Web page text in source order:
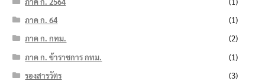
ภาค ก. 64
(1)
ภาค ก. กทม.
(2)
ภาค ก. ข้าราชการ กทม.
(1)
รองสารวัตร
(3)